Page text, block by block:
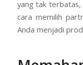
yang tak
cara memilih
Anda menjadi